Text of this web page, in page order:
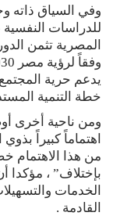
وفي السياق ذاته
للدراسات النفسية
المصرية تثمن
يدعم حرية
خطة التنمية
ومن ناحية أخرى
اهتماماً كبيراً
من هذا الاهتمام
بإختلاف” ، مؤكدا
الخدمات
القادمة .